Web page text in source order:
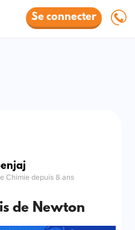
Se connecter
Chimie depuis 8 ans
de Newton